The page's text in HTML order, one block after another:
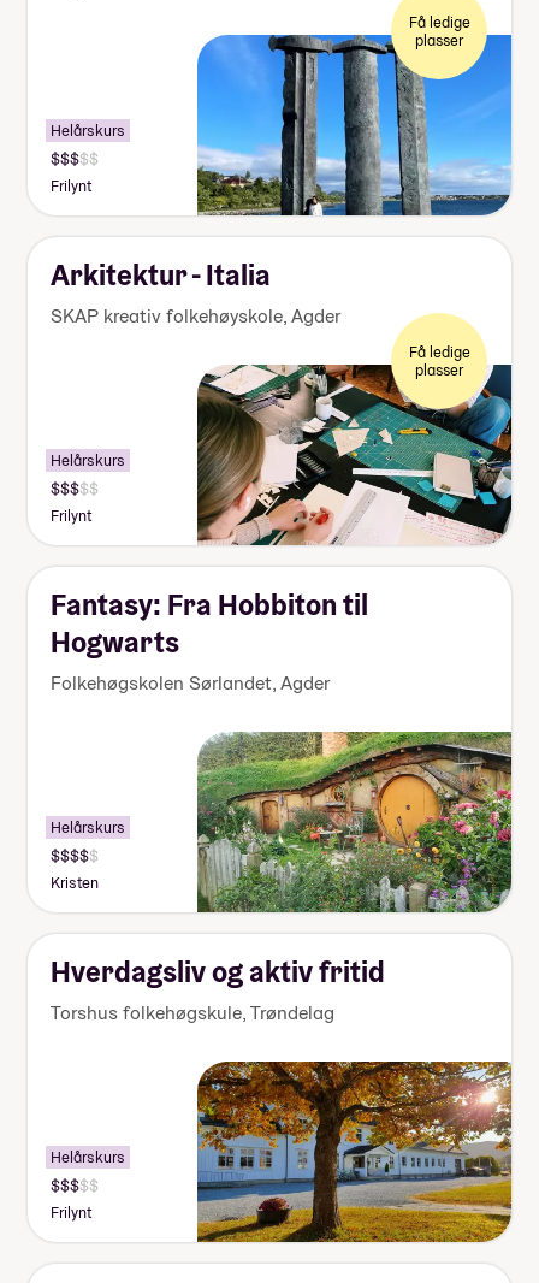
Få ledige
plasser
Helårskurs
Pris:
140
155
000
kr
Frilynt
Arkitektur - Italia
SKAP kreativ folkehøyskole,Agder
Få ledige
plasser
Helårskurs
Pris:
140
155
000
Frilynt
Fantasy: Fra Hobbiton til
Hogwarts
Folkehøgskolen Sørlandet,Agder
Helårskurs
Pris:
155
170
000
Kristen
Hverdagsliv og aktiv fritid
Torshus folkehøgskule,Trøndelag
Helårskurs
Pris:
140
155
000
Frilynt